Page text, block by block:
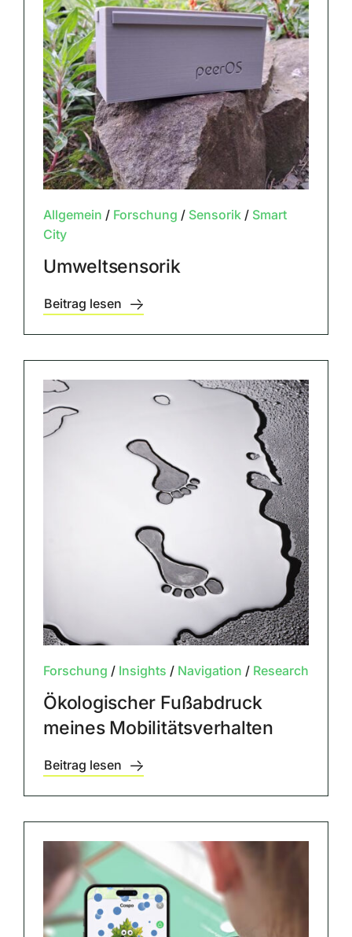
Allgemein / Forschung / Sensorik/ Smart
City
Umweltsensorik
Beitrag lesen
Forschung / Insights / Navigation / Research
Ökologischer Fußabdruck
meines Mobilitätsverhalten
Beitrag lesen